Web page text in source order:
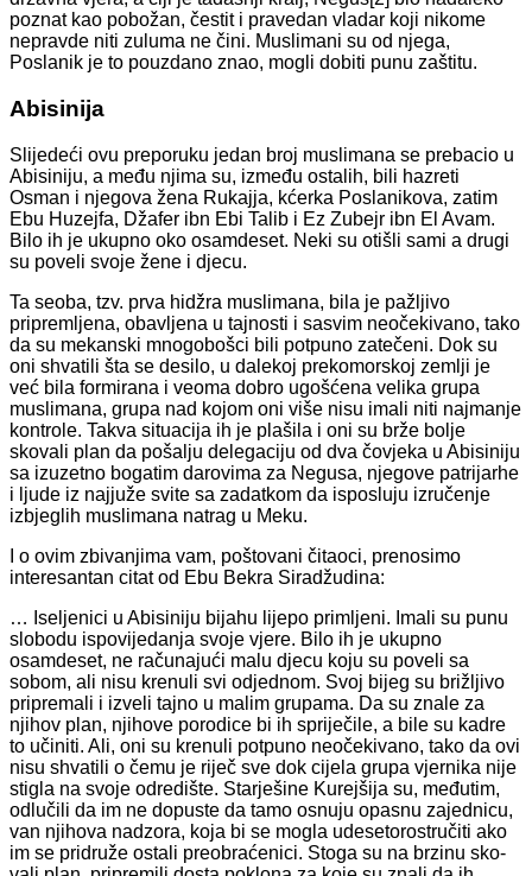
poznat kao pobožan, čestit i pravedan vladar koji nikome
nepravde niti zuluma ne čini. Muslimani su od njega,
Poslanik je to pouzdano znao, mogli dobiti punu zaštitu.
Abisinija
Slijedeći ovu preporuku jedan broj muslimana se prebacio u
Abisiniju, a među njima su, između ostalih, bili hazreti
Osman i njegova žena Rukajja, kćerka Poslanikova, zatim
Ebu Huzejfa, Džafer ibn Ebi Talib i Ez Zubejr ibn El Avam.
Bilo ih je ukupno oko osamdeset. Neki su otišli sami a drugi
su poveli svoje žene i djecu.
Ta seoba, tzv. prva hidžra muslimana, bila je pažljivo
pripremljena, obavljena u tajnosti i sasvim neočekivano, tako
da su mekanski mnogobošci bili potpuno zatečeni. Dok su
oni shvatili šta se desilo, u dalekoj prekomorskoj zemlji je
već bila formirana i veoma dobro ugošćena velika grupa
muslimana, grupa nad kojom oni više nisu imali niti najmanje
kontrole. Takva situacija ih je plašila i oni su brže bolje
skovali plan da pošalju delegaciju od dva čovjeka u Abisiniju
sa izuzetno bogatim darovima za Negusa, njegove patrijarhe
i ljude iz najjuže svite sa zadatkom da isposluju izručenje
izbjeglih muslimana natrag u Meku.
I o ovim zbivanjima vam, poštovani čitaoci, prenosimo
interesantan citat od Ebu Bekra Siradžudina:
… Iseljenici u Abisiniju bijahu lijepo primljeni. Imali su punu
slobodu ispovijedanja svoje vjere. Bilo ih je ukupno
osamdeset, ne računajući malu djecu koju su poveli sa
sobom, ali nisu krenuli svi odjednom. Svoj bijeg su brižljivo
pripremali i izveli tajno u malim grupama. Da su znale za
njihov plan, njihove porodice bi ih spriječile, a bile su kadre
to učini­ti. Ali, oni su krenuli potpuno neočekivano, tako da ovi
nisu shvatili o če­mu je riječ sve dok cijela grupa vjernika nije
stigla na svoje odredište. Starješine Kurejšija su, međutim,
odlučili da im ne dopuste da tamo osnuju opasnu zajednicu,
van njihova nadzora, koja bi se mogla udeseto­rostručiti ako
im se pridruže ostali preobraćenici. Stoga su na brzinu sko­